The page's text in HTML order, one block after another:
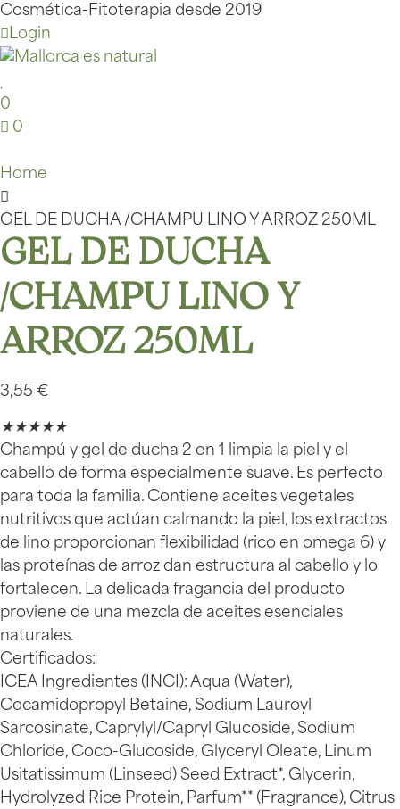
Cosmética-Fitoterapia desde 2019
Login
0
0
Home
GEL DE DUCHA /CHAMPU LINO Y ARROZ 250ML
GEL DE DUCHA
/CHAMPU LINO Y
ARROZ 250ML
3,55 €
★★★★★
Champú y gel de ducha 2 en 1 limpia la piel y el
cabello de forma especialmente suave. Es perfecto
para toda la familia. Contiene aceites vegetales
nutritivos que actúan calmando la piel, los extractos
de lino proporcionan flexibilidad (rico en omega 6) y
las proteínas de arroz dan estructura al cabello y lo
fortalecen. La delicada fragancia del producto
proviene de una mezcla de aceites esenciales
naturales.
Certificados:
ICEA Ingredientes (INCI): Aqua (Water),
Cocamidopropyl Betaine, Sodium Lauroyl
Sarcosinate, Caprylyl/Capryl Glucoside, Sodium
Chloride, Coco-Glucoside, Glyceryl Oleate, Linum
Usitatissimum (Linseed) Seed Extract*, Glycerin,
Hydrolyzed Rice Protein, Parfum** (Fragrance), Citrus